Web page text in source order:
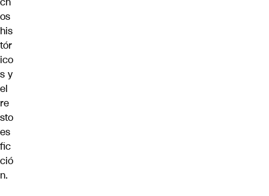
os
his
tór
ico
s y
el
re
sto
es
fic
ció
n.